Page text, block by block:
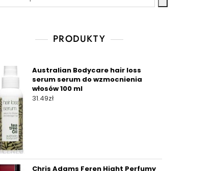
PRODUKTY
Australian Bodycare hair loss
serum serum do wzmocnienia
włosów 100 ml
31.49zł
Chris Adams Feren Hight Perfumy